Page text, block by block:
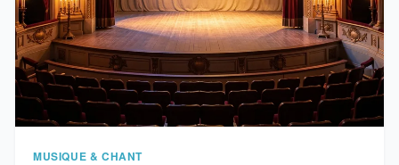
MUSIQUE & CHANT